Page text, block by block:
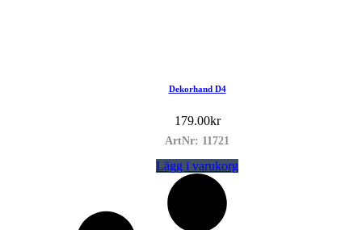
Dekorhand D4
179.00kr
ArtNr: 11721
Lägg i varukorg